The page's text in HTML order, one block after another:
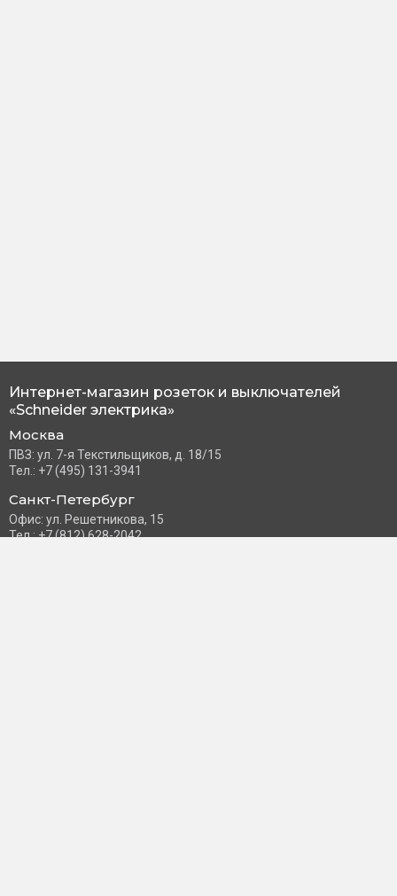
Интернет-магазин розеток и выключателей
«Schneider электрика»
Москва
ПВЗ: ул. 7-я Текстильщиков, д. 18/15
Тел.: +7 (495) 131-3941
Санкт-Петербург
Офис: ул. Решетникова, 15
Тел.: +7 (812) 628-2042